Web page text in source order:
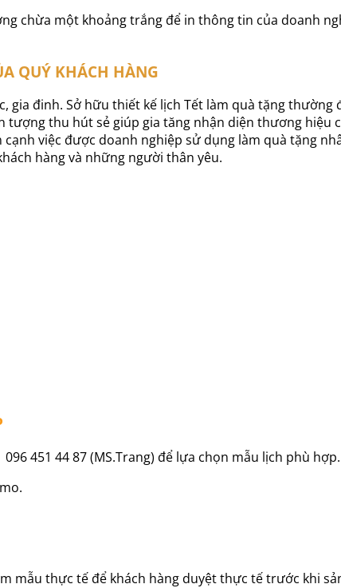
chừa một khoảng trắng để in thông tin của doanh
QUÝ KHÁCH HÀNG
đinh. Sở hữu thiết kế lịch Tết làm quà tặng thường
tượng thu hút sẻ giúp gia tăng nhận diện thương hiệu
việc được doanh nghiệp sử dụng làm quà tặng
hàng và những người thân yêu.
451 44 87 (MS.Trang) để lựa chọn mẫu lịch phù hợp.
mẫu thực tế để khách hàng duyệt thực tế trước khi